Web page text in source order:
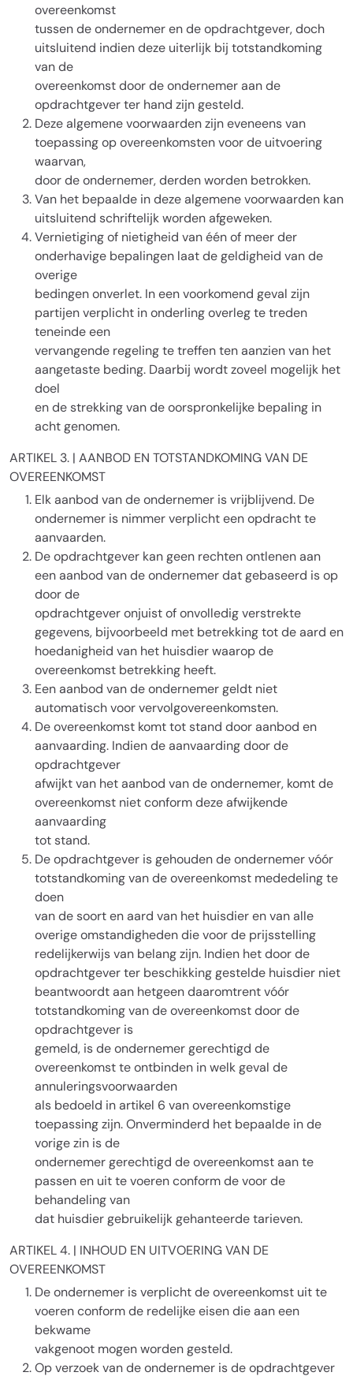
overeenkomst
tussen de ondernemer en de opdrachtgever, doch
uitsluitend indien deze uiterlijk bij totstandkoming
van de
overeenkomst door de ondernemer aan de
opdrachtgever ter hand zijn gesteld.
Deze algemene voorwaarden zijn eveneens van
toepassing op overeenkomsten voor de uitvoering
waarvan,
door de ondernemer, derden worden betrokken.
Van het bepaalde in deze algemene voorwaarden kan
uitsluitend schriftelijk worden afgeweken.
Vernietiging of nietigheid van één of meer der
onderhavige bepalingen laat de geldigheid van de
overige
bedingen onverlet. In een voorkomend geval zijn
partijen verplicht in onderling overleg te treden
teneinde een
vervangende regeling te treffen ten aanzien van het
aangetaste beding. Daarbij wordt zoveel mogelijk het
doel
en de strekking van de oorspronkelijke bepaling in
acht genomen.
ARTIKEL 3. | AANBOD EN TOTSTANDKOMING VAN DE
OVEREENKOMST
Elk aanbod van de ondernemer is vrijblijvend. De
ondernemer is nimmer verplicht een opdracht te
aanvaarden.
De opdrachtgever kan geen rechten ontlenen aan
een aanbod van de ondernemer dat gebaseerd is op
door de
opdrachtgever onjuist of onvolledig verstrekte
gegevens, bijvoorbeeld met betrekking tot de aard en
hoedanigheid van het huisdier waarop de
overeenkomst betrekking heeft.
Een aanbod van de ondernemer geldt niet
automatisch voor vervolgovereenkomsten.
De overeenkomst komt tot stand door aanbod en
aanvaarding. Indien de aanvaarding door de
opdrachtgever
afwijkt van het aanbod van de ondernemer, komt de
overeenkomst niet conform deze afwijkende
aanvaarding
tot stand.
De opdrachtgever is gehouden de ondernemer vóór
totstandkoming van de overeenkomst mededeling te
doen
van de soort en aard van het huisdier en van alle
overige omstandigheden die voor de prijsstelling
redelijkerwijs van belang zijn. Indien het door de
opdrachtgever ter beschikking gestelde huisdier niet
beantwoordt aan hetgeen daaromtrent vóór
totstandkoming van de overeenkomst door de
opdrachtgever is
gemeld, is de ondernemer gerechtigd de
overeenkomst te ontbinden in welk geval de
annuleringsvoorwaarden
als bedoeld in artikel 6 van overeenkomstige
toepassing zijn. Onverminderd het bepaalde in de
vorige zin is de
ondernemer gerechtigd de overeenkomst aan te
passen en uit te voeren conform de voor de
behandeling van
dat huisdier gebruikelijk gehanteerde tarieven.
ARTIKEL 4. | INHOUD EN UITVOERING VAN DE
OVEREENKOMST
De ondernemer is verplicht de overeenkomst uit te
voeren conform de redelijke eisen die aan een
bekwame
vakgenoot mogen worden gesteld.
Op verzoek van de ondernemer is de opdrachtgever